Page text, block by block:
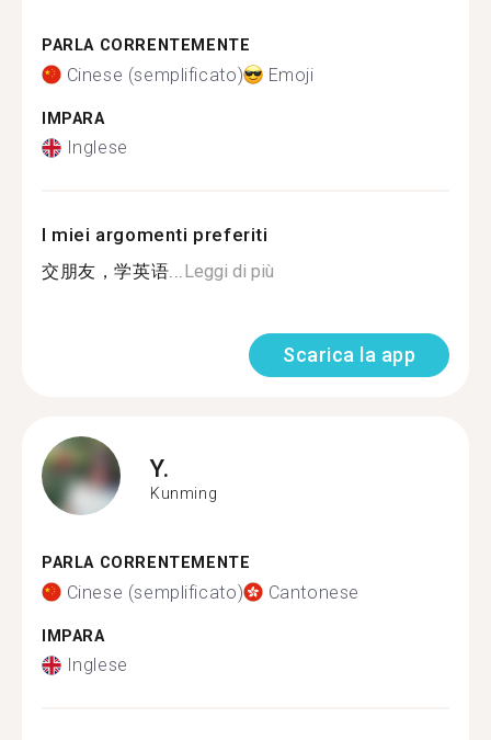
PARLA CORRENTEMENTE
Cinese (semplificato) Emoji
IMPARA
Inglese
I miei argomenti preferiti
交朋友，学英语...Leggi di più
Scarica la app
Y.
Kunming
PARLA CORRENTEMENTE
Cinese (semplificato) Cantonese
IMPARA
Inglese